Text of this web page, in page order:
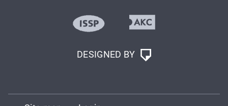
DESIGNED BY